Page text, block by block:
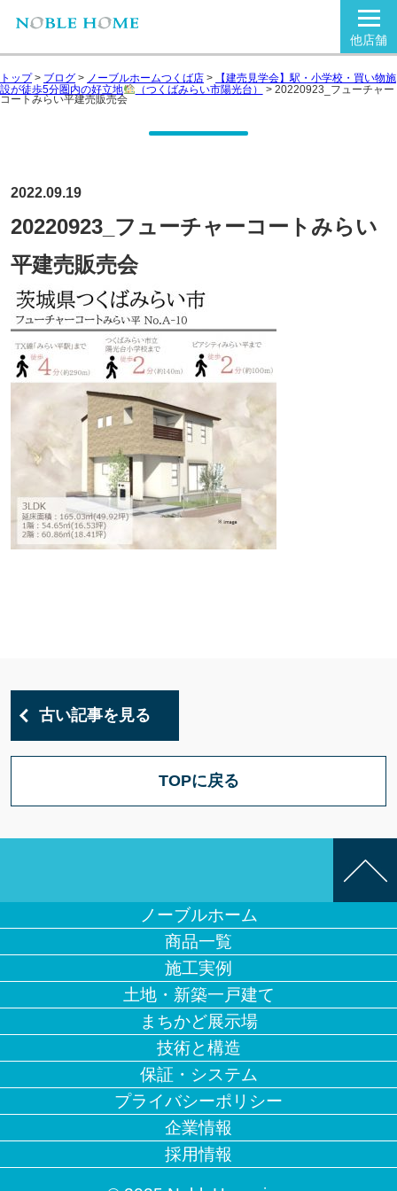
他店舗
トップ> ブログ > ノーブルホームつくば店 >
【建売見学会】駅・小学校・買い物施
設が徒歩5分圏内の好立地
（つくばみらい市陽光台） > 20220923_フューチャー
コートみらい平建売販売会
2022.09.19
20220923_フューチャーコートみらい
平建売販売会
古い記事を見る
TOPに戻る
ノーブルホーム
商品一覧
施工実例
土地・新築一戸建て
まちかど展示場
技術と構造
保証・システム
プライバシーポリシー
企業情報
採用情報